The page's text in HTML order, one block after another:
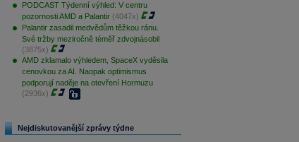
PODCAST Týdenní výhled: V centru
pozornosti AMD a Palantir (4047x)
Palantir zasadil medvědům těžkou ránu.
Své tržby meziročně téměř zdvojnásobil
(3875x)
AMD zklamalo výhledem, SpaceX vyděsila
cenovkou za AI. Naopak optimismus
podporují naděje na otevření Hormuzu
(2936x)
Nejdiskutovanější zprávy týdne